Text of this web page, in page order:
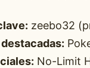
zeebo32
No-Limit